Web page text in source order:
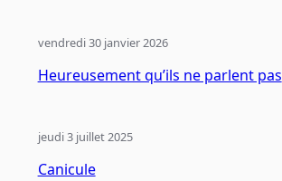
Heureusement qu’ils ne parlent pas
vendredi 30 janvier 2026
Canicule
jeudi 3 juillet 2025